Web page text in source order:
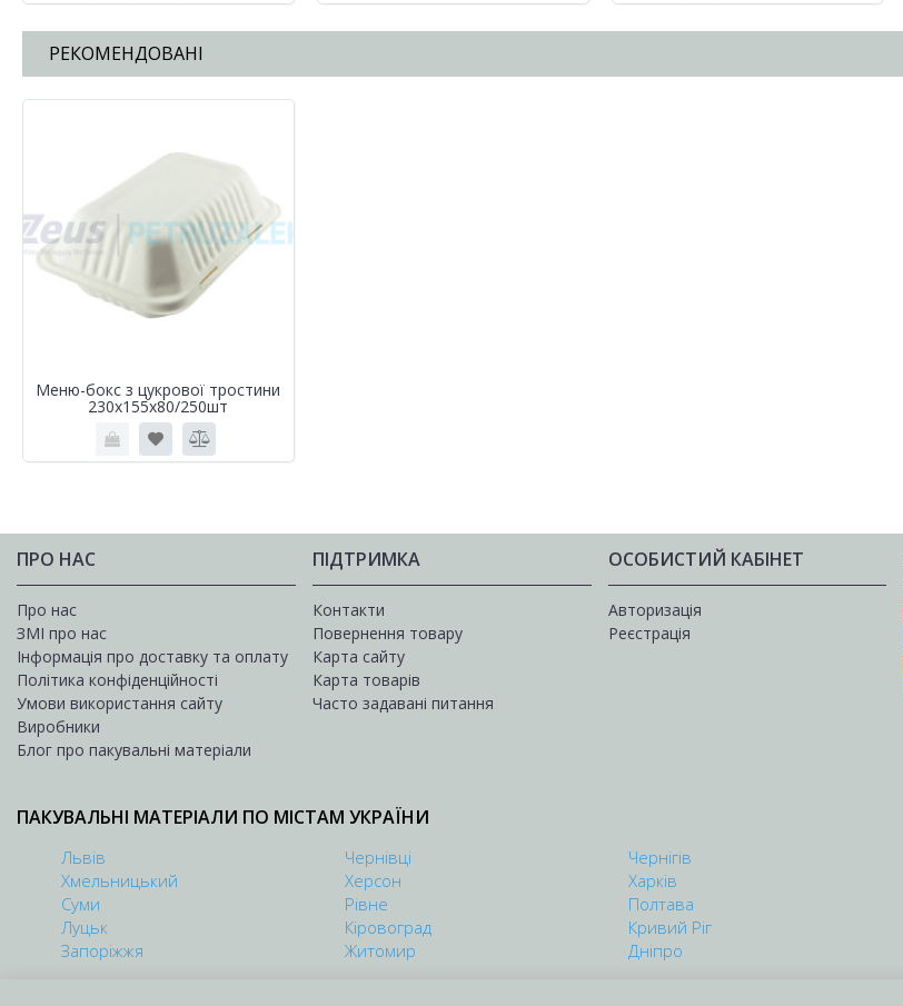
РЕКОМЕНДОВАНІ
Меню-бокс з цукрової тростини
230х155х80/250шт
ПРО НАС
Про нас
ЗМІ про нас
Інформація про доставку та оплату
Політика конфіденційності
Умови використання сайту
Виробники
Блог про пакувальні матеріали
ПІДТРИМКА
Контакти
Повернення товару
Карта сайту
Карта товарів
Часто задавані питання
ОСОБИСТИЙ КАБІНЕТ
Авторизація
Реєстрація
ПАКУВАЛЬНІ МАТЕРІАЛИ ПО МІСТАМ УКРАЇНИ
Львів Чернівці Чернігів
Хмельницький
Херсон Харків
Суми
Рівне Полтава
Луцьк
Кіровоград Кривий Ріг
Запоріжжя
Житомир Дніпро